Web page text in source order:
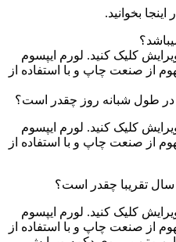
بخوانید.
کلیک کنید. لورم ایپسوم
از صنعت چاپ و با استفاده از
در طول شبانه روز چقدر است؟
کلیک کنید. لورم ایپسوم
از صنعت چاپ و با استفاده از
تقریبا چقدر است؟
کلیک کنید. لورم ایپسوم
از صنعت چاپ و با استفاده از